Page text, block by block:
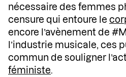
nécessaire des femmes
censure qui entoure le
encore l’avènement de
l’industrie musicale, ces
commun de souligner
féministe.